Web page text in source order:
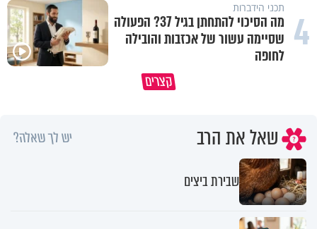
4 תכני הידברות
מה הסיכוי להתחתן בגיל 37? הפעולה
שסיימה עשור של אכזבות והובילה
לחופה
קצרים
במבט לאחור - האם התקופה הקשה
איך ייתכן שיש אנשים שיודעים
שהתורה אמת, ובכל זאת לא
שאל את הרב יש לך שאלה?
שבירת ביצים